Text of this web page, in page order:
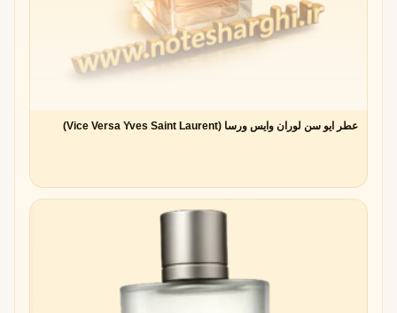
عطر ایو سن لوران وایس ورسا (Vice Versa Yves Saint Laurent)